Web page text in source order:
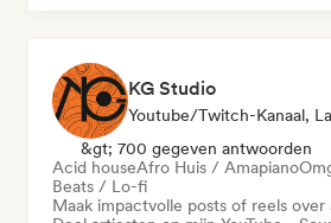
KG Studio
&gt; 700 gegeven antwoorden
Acid houseAfro Huis / Amapiano
Beats / Lo-fi
Maak impactvolle posts of reels over